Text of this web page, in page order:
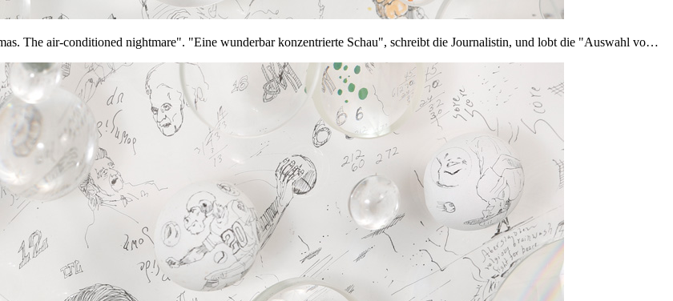
The air-conditioned nightmare". "Eine wunderbar konzentrierte Schau", schreibt die Journalistin, und lobt die "Auswahl vo…